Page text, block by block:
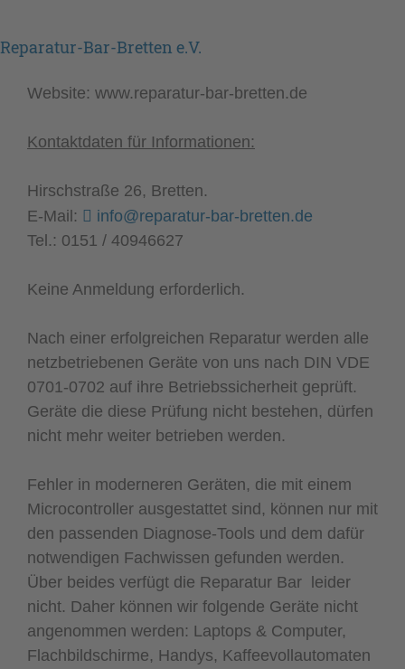
Reparatur-Bar-Bretten e.V.
Website: www.reparatur-bar-bretten.de
Kontaktdaten für Informationen:
Hirschstraße 26, Bretten.
E-Mail:
info@reparatur-bar-bretten.de
Tel.: 0151 / 40946627
Keine Anmeldung erforderlich.
Nach einer erfolgreichen Reparatur werden alle
netzbetriebenen Geräte von uns nach DIN VDE
0701-0702 auf ihre Betriebssicherheit geprüft.
Geräte die diese Prüfung nicht bestehen, dürfen
nicht mehr weiter betrieben werden.
Fehler in moderneren Geräten, die mit einem
Microcontroller ausgestattet sind, können nur mit
den passenden Diagnose-Tools und dem dafür
notwendigen Fachwissen gefunden werden.
Über beides verfügt die Reparatur Bar leider
nicht. Daher können wir folgende Geräte nicht
angenommen werden: Laptops & Computer,
Flachbildschirme, Handys, Kaffeevollautomaten